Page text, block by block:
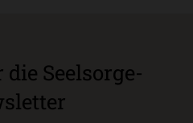
Seelsorge-